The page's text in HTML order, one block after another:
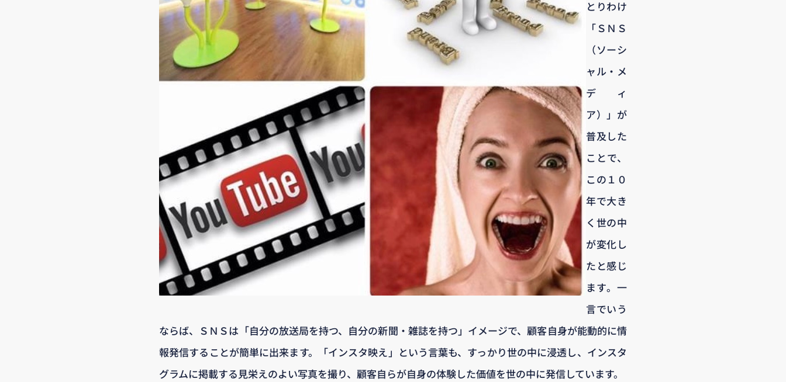
とりわけ
「ＳＮＳ
（ソーシ
ャル・メ
ディ
ア）」が
普及した
ことで、
この１０
年で大き
く世の中
が変化し
たと感じ
ます。一
言でいう
ならば、ＳＮＳは「自分の放送局を持つ、自分の新聞・雑誌を持つ」イメージで、顧客自身が能動的に情
報発信することが簡単に出来ます。「インスタ映え」という言葉も、すっかり世の中に浸透し、インスタ
グラムに掲載する見栄えのよい写真を撮り、顧客自らが自身の体験した価値を世の中に発信しています。